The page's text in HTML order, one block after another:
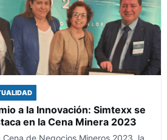
a la Innovación: Simtexx se
en la Cena Minera 2023